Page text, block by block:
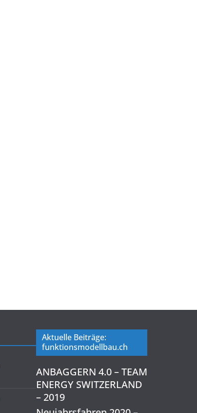
Aktuelle Beiträge:
funktionsmodellbau.ch
ANBAGGERN 4.0 – TEAM
ENERGY SWITZERLAND
– 2019